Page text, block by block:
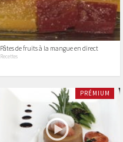
Pâtes de fruits à la mangue en direct
Recettes
PRÉMIUM